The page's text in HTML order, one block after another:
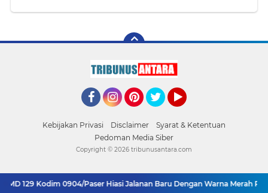
Kebijakan Privasi Disclaimer
Syarat & Ketentuan
Pedoman Media Siber
129 Kodim 0904/Paser Hiasi Jalanan Baru Dengan Warna Merah Putih
Copyright © 2026 tribunusantara.com